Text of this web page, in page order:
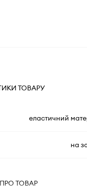
ТОВАРУ
еластичний
на
ТОВАР